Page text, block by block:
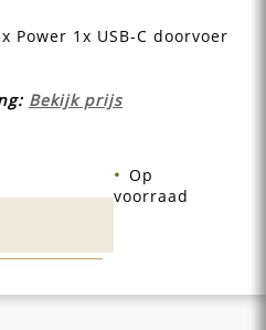
Power 1x USB-C doorvoer
Bekijk prijs
Op
voorraad